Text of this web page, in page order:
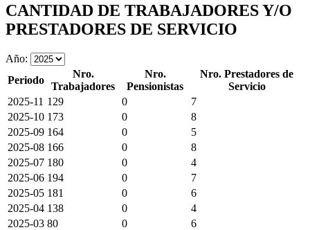
CANTIDAD DE TRABAJADORES Y/O
PRESTADORES DE SERVICIO
Año:
Periodo
Nro.
Trabajadores
Nro.
Pensionistas
Nro. Prestadores de
Servicio
2025-11 129 0
7
2025-10 173 0
8
2025-09 164 0
5
2025-08 166 0
8
2025-07 180 0
4
2025-06 194 0
7
2025-05 181 0
6
2025-04 138 0
4
2025-03 80 0
6